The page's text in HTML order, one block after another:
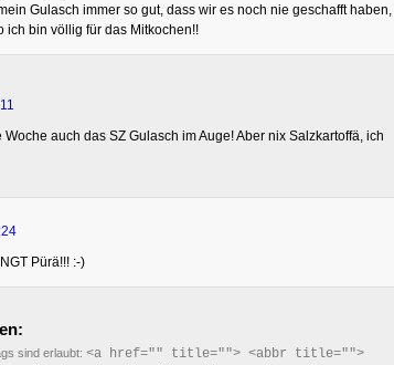
Gulasch immer so gut, dass wir es noch nie geschafft haben,
ich bin völlig für das Mitkochen!!
auch das SZ Gulasch im Auge! Aber nix Salzkartoffä, ich
Pürä!!! :-)
sind erlaubt: <a href="" title=""> <abbr title="">